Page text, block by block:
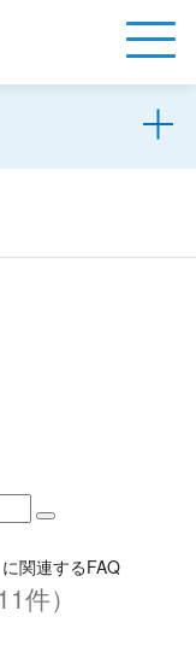
関連するFAQ
件）